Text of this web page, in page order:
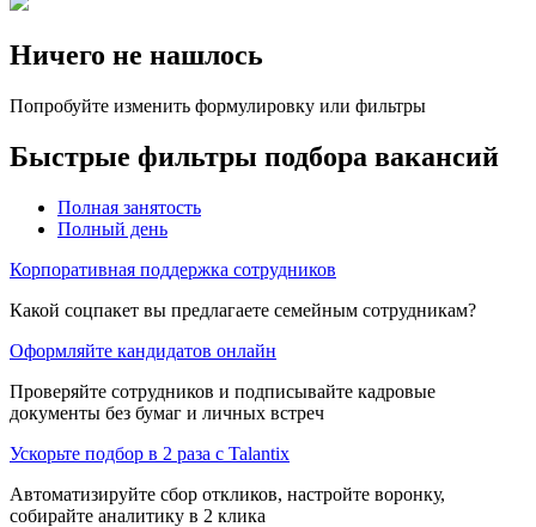
Ничего не нашлось
Попробуйте изменить формулировку или фильтры
Быстрые фильтры подбора вакансий
Полная занятость
Полный день
Корпоративная поддержка сотрудников
Какой соцпакет вы предлагаете семейным сотрудникам?
Оформляйте кандидатов онлайн
Проверяйте сотрудников и подписывайте кадровые
документы без бумаг и личных встреч
Ускорьте подбор в 2 раза с Talantix
Автоматизируйте сбор откликов, настройте воронку,
собирайте аналитику в 2 клика